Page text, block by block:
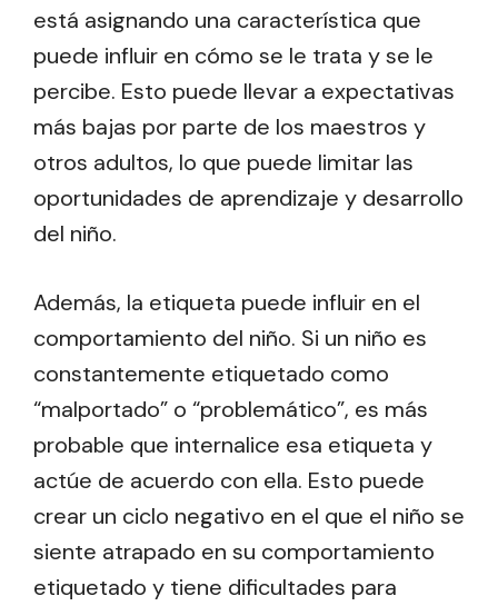
está asignando una característica que
puede influir en cómo se le trata y se le
percibe. Esto puede llevar a expectativas
más bajas por parte de los maestros y
otros adultos, lo que puede limitar las
oportunidades de aprendizaje y desarrollo
del niño.
Además, la etiqueta puede influir en el
comportamiento del niño. Si un niño es
constantemente etiquetado como
“malportado” o “problemático”, es más
probable que internalice esa etiqueta y
actúe de acuerdo con ella. Esto puede
crear un ciclo negativo en el que el niño se
siente atrapado en su comportamiento
etiquetado y tiene dificultades para